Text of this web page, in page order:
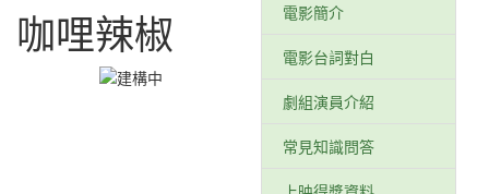
電影簡介
電影台詞對白
劇組演員介紹
常見知識問答
咖哩辣椒